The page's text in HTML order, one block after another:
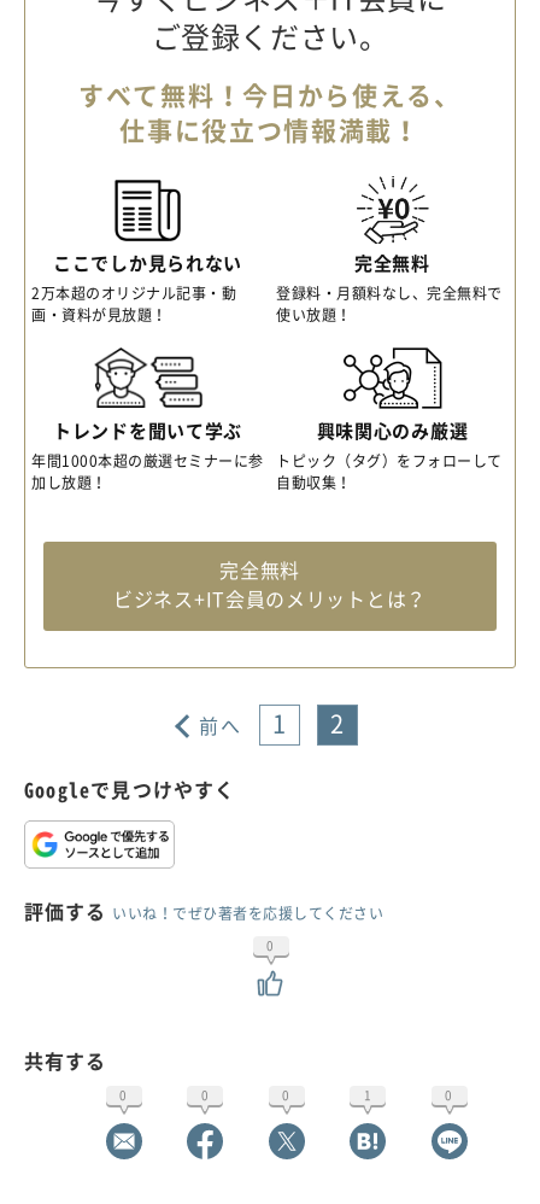
ご登録ください。
すべて無料！今日から使える、
仕事に役立つ情報満載！
ここでしか見られない
2万本超のオリジナル記事・動
画・資料が見放題！
完全無料
登録料・月額料なし、完全無料で
使い放題！
トレンドを聞いて学ぶ
年間1000本超の厳選セミナーに参
加し放題！
興味関心のみ厳選
トピック（タグ）をフォローして
自動収集！
完全無料
ビジネス+IT会員のメリットとは？
前へ 1 2
Googleで見つけやすく
評価する いいね！でぜひ著者を応援してください
0
共有する
0 0 0 1 0